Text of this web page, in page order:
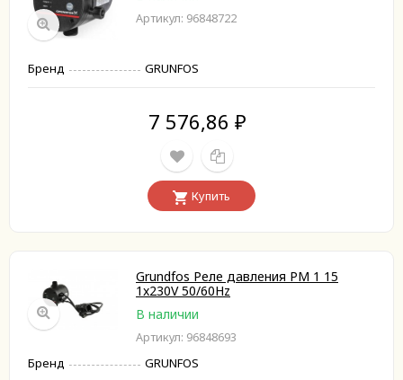
Артикул: 96848722
Бренд GRUNFOS
7 576,86 ₽
Купить
Grundfos Реле давления PM 1 15
1x230V 50/60Hz
В наличии
Артикул: 96848693
Бренд GRUNFOS